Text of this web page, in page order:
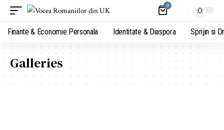
0
Finante & Economie Personala Identitate & Diaspora Sprijin si
Galleries